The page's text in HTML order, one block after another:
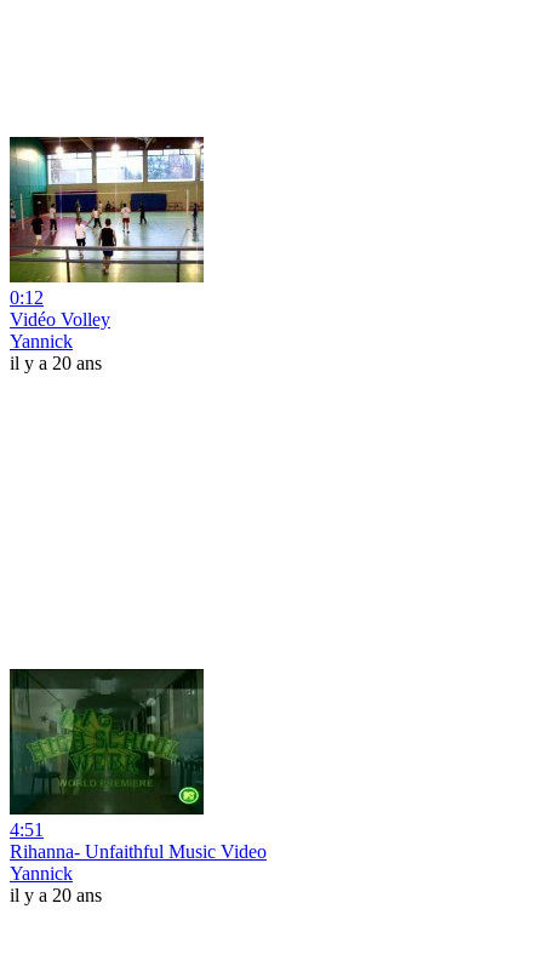
0:12
Vidéo Volley
Yannick
il y a 20 ans
4:51
Rihanna- Unfaithful Music Video
Yannick
il y a 20 ans